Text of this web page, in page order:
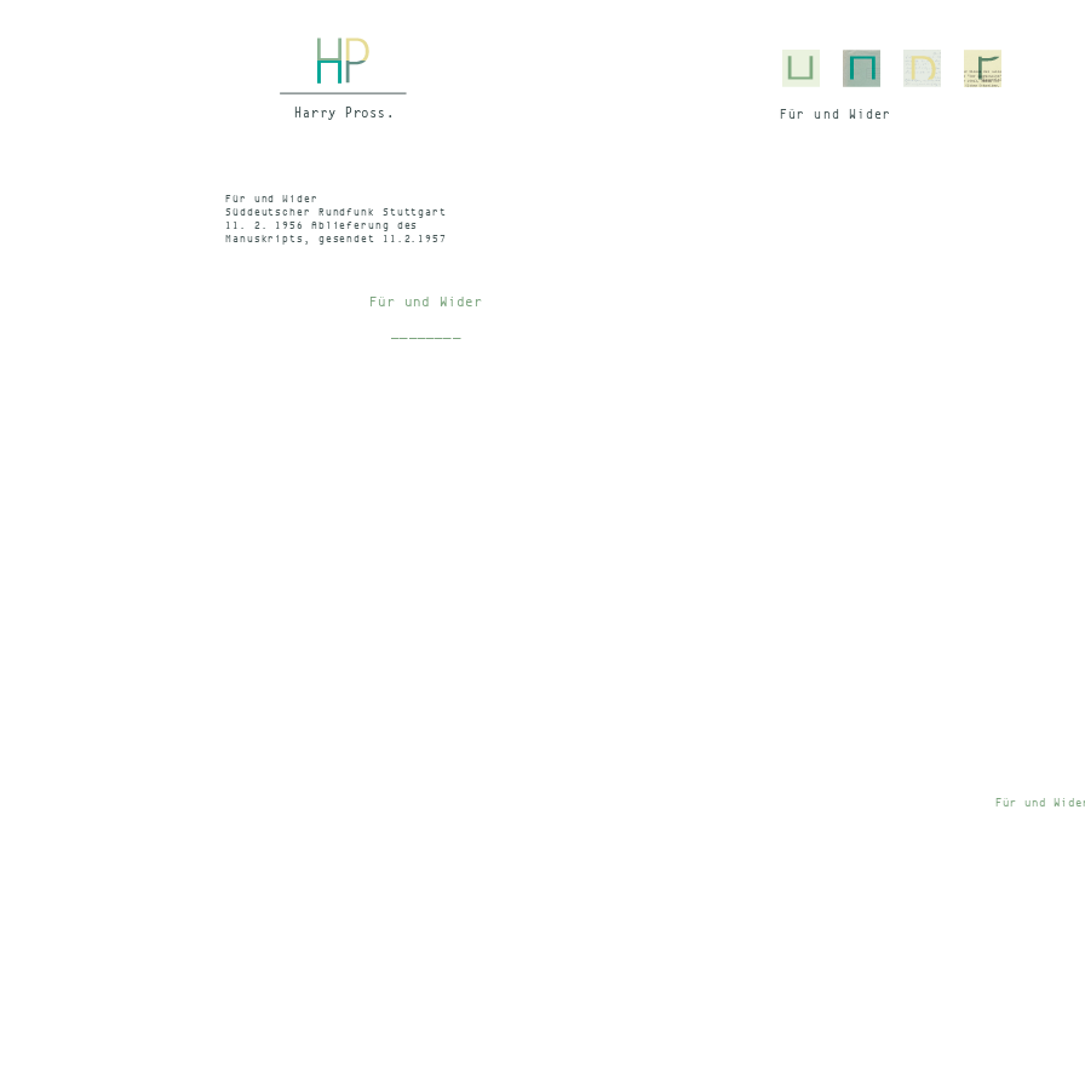
Für und Wi­der
Für und Wider
Süddeutscher Rundfunk Stuttgart
11. 2. 1956 Ablieferung des
Manuskripts, gesendet 11.2.1957
Für und
Für und Wider